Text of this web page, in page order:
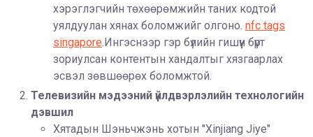
хэрэглэгчийн төхөөрөмжийн таних кодтой
уялдуулан хянах боломжийг олгоно. nfc tags
singapore.Ингэснээр гэр бүлийн гишүүн бүрт
зориулсан контентын хандалтыг хязгаарлах
эсвэл зөвшөөрөх боломжтой.
Телевизийн мэдээний үйлдвэрлэлийн технологийн
дэвшил
Хятадын Шэньчжэнь хотын "Xinjiang Jiye"